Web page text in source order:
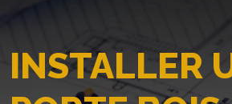
INSTALLER